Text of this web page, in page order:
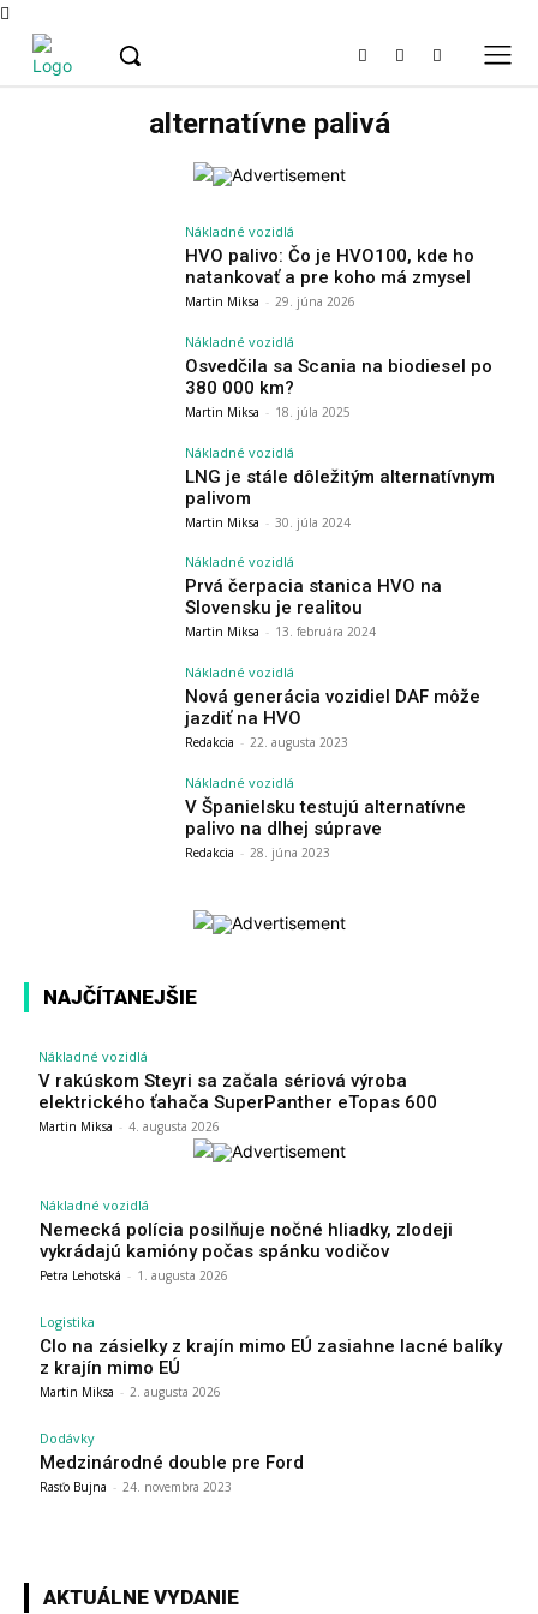
alternatívne palivá
Nákladné vozidlá
HVO palivo: Čo je HVO100, kde ho
natankovať a pre koho má zmysel
Martin Miksa - 29. júna 2026
Nákladné vozidlá
Osvedčila sa Scania na biodiesel po
380 000 km?
Martin Miksa - 18. júla 2025
Nákladné vozidlá
LNG je stále dôležitým alternatívnym
palivom
Martin Miksa - 30. júla 2024
Nákladné vozidlá
Prvá čerpacia stanica HVO na
Slovensku je realitou
Martin Miksa - 13. februára 2024
Nákladné vozidlá
Nová generácia vozidiel DAF môže
jazdiť na HVO
Redakcia - 22. augusta 2023
Nákladné vozidlá
V Španielsku testujú alternatívne
palivo na dlhej súprave
Redakcia - 28. júna 2023
NAJČÍTANEJŠIE
Nákladné vozidlá
V rakúskom Steyri sa začala sériová výroba
elektrického ťahača SuperPanther eTopas 600
Martin Miksa - 4. augusta 2026
Nákladné vozidlá
Nemecká polícia posilňuje nočné hliadky, zlodeji
vykrádajú kamióny počas spánku vodičov
Petra Lehotská - 1. augusta 2026
Logistika
Clo na zásielky z krajín mimo EÚ zasiahne lacné balíky
z krajín mimo EÚ
Martin Miksa - 2. augusta 2026
Dodávky
Medzinárodné double pre Ford
Rasťo Bujna - 24. novembra 2023
AKTUÁLNE VYDANIE